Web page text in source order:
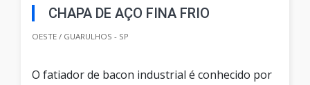
CHAPA DE AÇO FINA FRIO
OESTE / GUARULHOS - SP
O fatiador de bacon industrial é conhecido por